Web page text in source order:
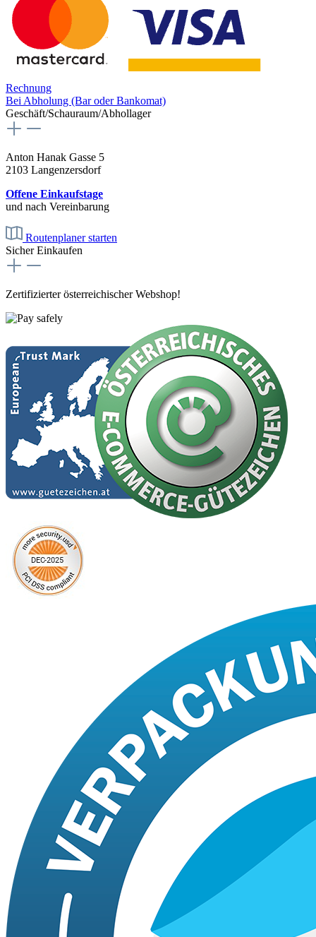
Rechnung
Bei Abholung (Bar oder Bankomat)
Geschäft/Schauraum/Abhollager
Anton Hanak Gasse 5
2103 Langenzersdorf
Offene Einkaufstage
und nach Vereinbarung
Routenplaner starten
Sicher Einkaufen
Zertifizierter österreichischer Webshop!